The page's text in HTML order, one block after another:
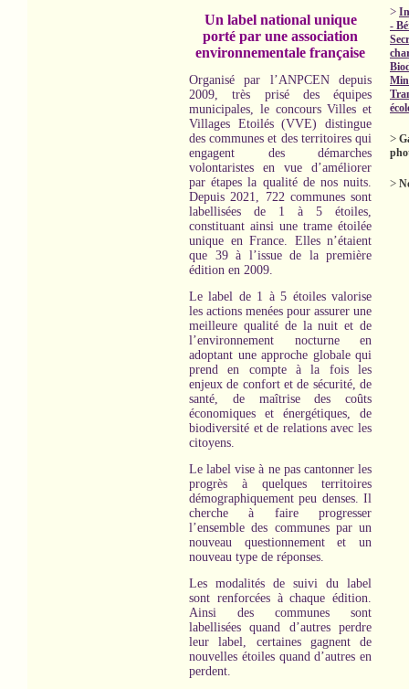
Un label national unique
porté par une association
environnementale française
Organisé par l’ANPCEN depuis
2009, très prisé des équipes
municipales, le concours Villes et
Villages Etoilés (VVE) distingue
des communes et des territoires qui
engagent des démarches
volontaristes en vue d’améliorer
par étapes la qualité de nos nuits.
Depuis 2021, 722 communes sont
labellisées de 1 à 5 étoiles,
constituant ainsi une trame étoilée
unique en France. Elles n’étaient
que 39 à l’issue de la première
édition en 2009.
Le label de 1 à 5 étoiles valorise
les actions menées pour assurer une
meilleure qualité de la nuit et de
l’environnement nocturne en
adoptant une approche globale qui
prend en compte à la fois les
enjeux de confort et de sécurité, de
santé, de maîtrise des coûts
économiques et énergétiques, de
biodiversité et de relations avec les
citoyens.
Le label vise à ne pas cantonner les
progrès à quelques territoires
démographiquement peu denses. Il
cherche à faire progresser
l’ensemble des communes par un
nouveau questionnement et un
nouveau type de réponses.
Les modalités de suivi du label
sont renforcées à chaque édition.
Ainsi des communes sont
labellisées quand d’autres perdre
leur label, certaines gagnent de
nouvelles étoiles quand d’autres en
perdent.
>
-
>
>